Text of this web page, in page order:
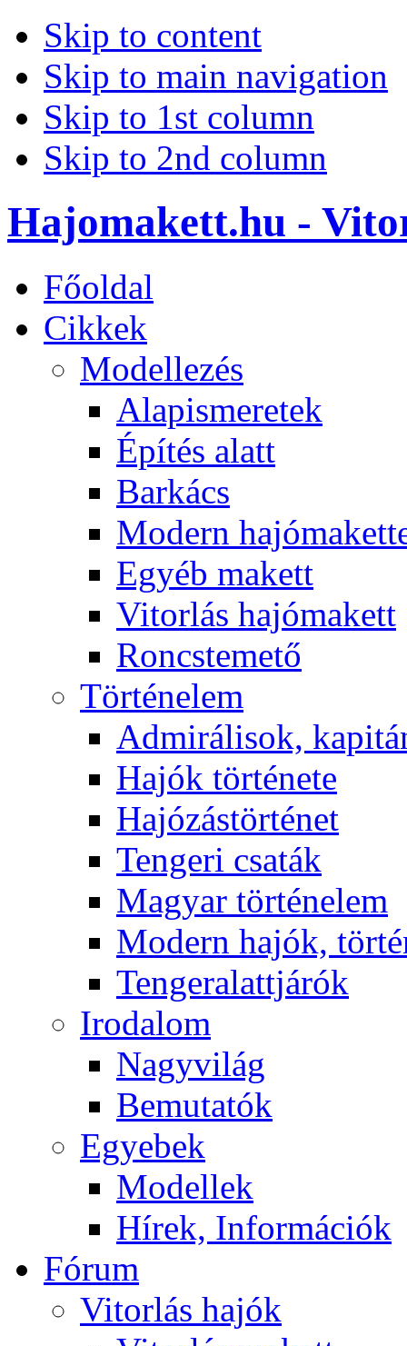
Skip to content
Skip to main navigation
Skip to 1st column
Skip to 2nd column
Hajomakett.hu -
Főoldal
Cikkek
Modellezés
Alapismeretek
Építés alatt
Barkács
Modern
Egyéb makett
Vitorlás hajómakett
Roncstemető
Történelem
Admirálisok,
Hajók története
Hajózástörténet
Tengeri csaták
Magyar történelem
Modern hajók,
Tengeralattjárók
Irodalom
Nagyvilág
Bemutatók
Egyebek
Modellek
Hírek, Információk
Fórum
Vitorlás hajók